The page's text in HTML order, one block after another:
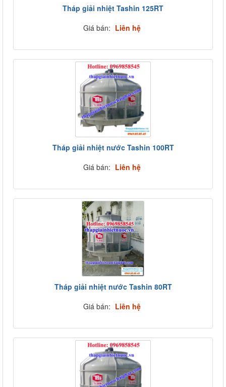
Tháp giải nhiệt Tashin 125RT
Giá bán: Liên hệ
Tháp giải nhiệt nước Tashin 100RT
Giá bán: Liên hệ
Tháp giải nhiệt nước Tashin 80RT
Giá bán: Liên hệ